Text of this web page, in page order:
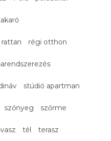
rattan régi otthon
stúdió apartman
szőnyeg szőrme
tél terasz